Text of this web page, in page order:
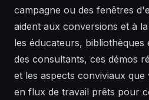
campagne ou des fenêtres
aident aux conversions et à
les éducateurs, bibliothèques
des consultants, ces démos
et les aspects conviviaux
en flux de travail prêts pour